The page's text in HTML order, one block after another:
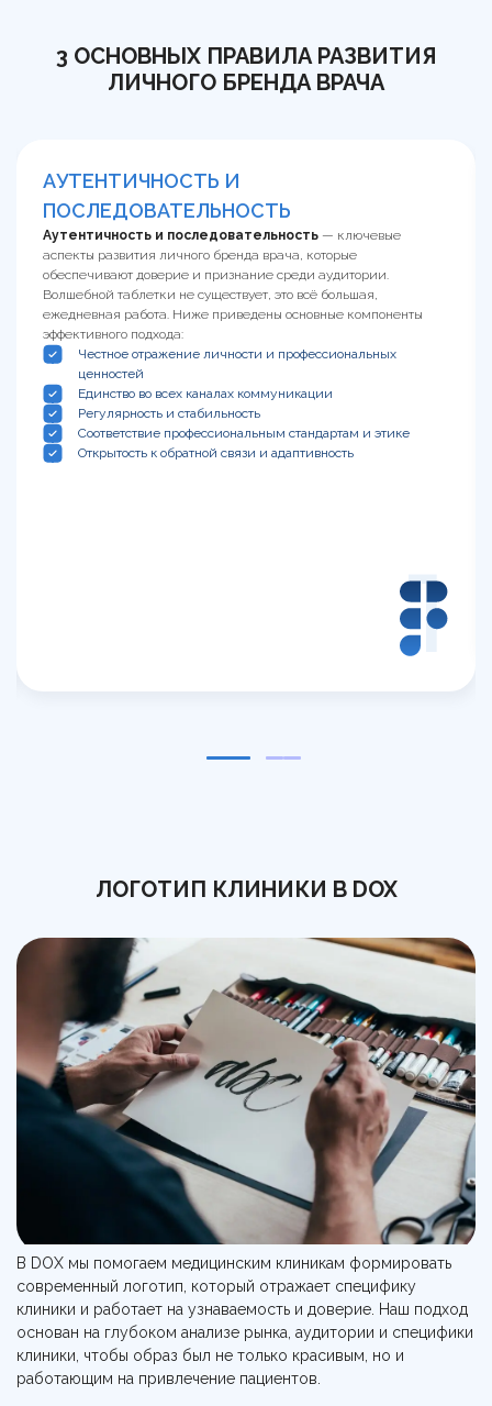
3 ОСНОВНЫХ ПРАВИЛА РАЗВИТИЯ
ЛИЧНОГО БРЕНДА ВРАЧА
АУТЕНТИЧНОСТЬ И
ПОСЛЕДОВАТЕЛЬНОСТЬ
Аутентичность и последовательность — ключевые
аспекты развития личного бренда врача, которые
обеспечивают доверие и признание среди аудитории.
Волшебной таблетки не существует, это всё большая,
ежедневная работа. Ниже приведены основные компоненты
эффективного подхода:
Честное отражение личности и профессиональных
ценностей
Единство во всех каналах коммуникации
Регулярность и стабильность
Соответствие профессиональным стандартам и этике
Открытость к обратной связи и адаптивность
1
ЛОГОТИП КЛИНИКИ В DOX
В DOX мы помогаем медицинским клиникам формировать
современный логотип, который отражает специфику
клиники и работает на узнаваемость и доверие. Наш подход
основан на глубоком анализе рынка, аудитории и специфики
клиники, чтобы образ был не только красивым, но и
работающим на привлечение пациентов.